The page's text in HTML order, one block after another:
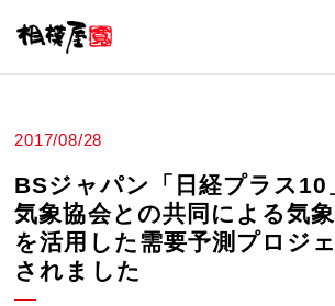
2017/08/28
BSジャパン「日経プラス10
気象協会との共同による気
を活用した需要予測プロジ
されました